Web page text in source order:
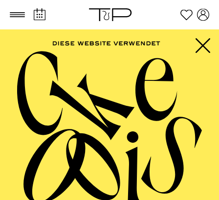
Zum Hauptinhalt springen Zum Footer springen
ESSENER
PHILHARMONIKER